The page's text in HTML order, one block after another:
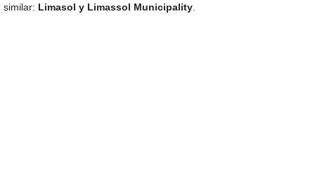
similar: Limasol y Limassol Municipality